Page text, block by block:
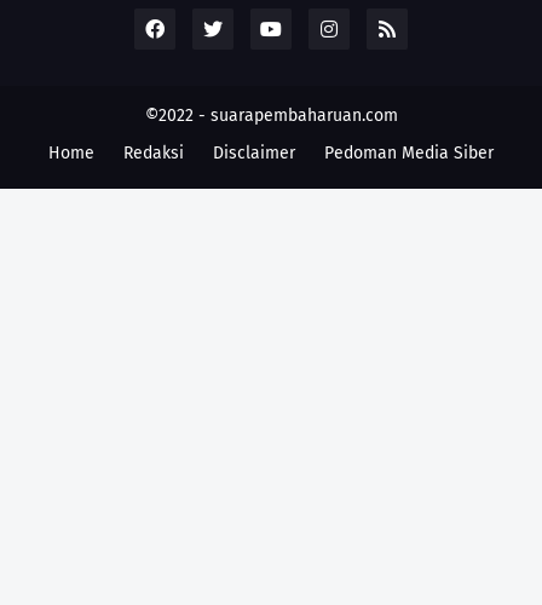
©2022 - suarapembaharuan.com
Home
Redaksi Disclaimer Pedoman Media Siber